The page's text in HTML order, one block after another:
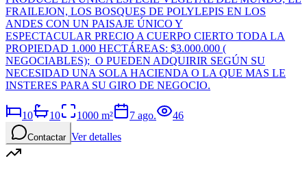
FRAILEJON, LOS BOSQUES DE POLYLEPIS EN LOS
ANDES CON UN PAISAJE ÚNICO Y
ESPECTACULAR PRECIO A CUERPO CIERTO TODA LA
PROPIEDAD 1.000 HECTÁREAS: $3.000.000 (
NEGOCIABLES); O PUEDEN ADQUIRIR SEGÚN SU
NECESIDAD UNA SOLA HACIENDA O LA QUE MAS LE
INSTERES PARA SU GIRO DE NEGOCIO.
10 10 1000 m² 7 ago. 46
Contactar Ver detalles